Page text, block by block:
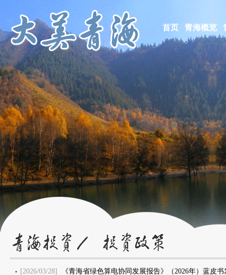
首页 青海概览
[2026/03/28]
《青海省绿色算电协同发展报告》（2026年）蓝皮书